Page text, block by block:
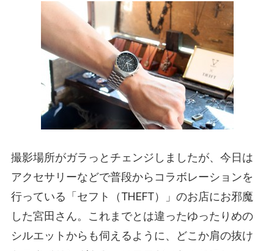
撮影場所がガラっとチェンジしましたが、今日は
アクセサリーなどで普段からコラボレーションを
行っている「セフト
（THEFT）
」のお店にお邪魔
した宮田さん。これまでとは違ったゆったりめの
シルエットからも伺えるように、どこか肩の抜け